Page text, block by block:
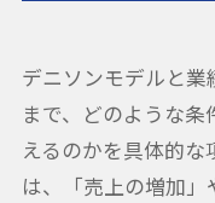
デニソンモデルと業
まで、どのような
えるのかを具体的な
は、「売上の増加